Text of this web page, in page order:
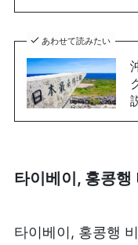
あわせて読みたい
타이베이, 홍콩
타이베이, 홍콩행